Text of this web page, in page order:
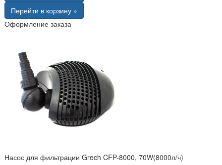
Перейти в корзину »
Оформление заказа
Насос для фильтрации Grech CFP-8000, 70W(8000л/ч)